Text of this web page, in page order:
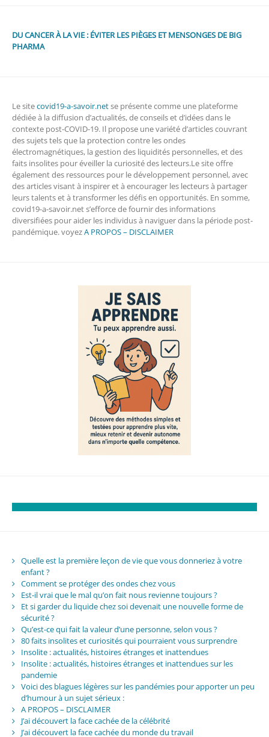
DU CANCER À LA VIE : ÉVITER LES PIÈGES ET MENSONGES DE BIG
PHARMA
Le sitecovid19-a-savoir.netse présente comme une plateforme
dédiée à la diffusion d’actualités, de conseils et d’idées dans le
contexte post-COVID-19. Il propose une variété d’articles couvrant
des sujets tels que la protection contre les ondes
électromagnétiques, la gestion des liquidités personnelles, et des
faits insolites pour éveiller la curiosité des lecteurs.Le site offre
également des ressources pour le développement personnel, avec
des articles visant à inspirer et à encourager les lecteurs à partager
leurs talents et à transformer les défis en opportunités. En somme,
covid19-a-savoir.net s’efforce de fournir des informations
diversifiées pour aider les individus à naviguer dans la période post-
pandémique. voyezA PROPOS – DISCLAIMER
Quelle est la première leçon de vie que vous donneriez à votre
enfant ?
Comment se protéger des ondes chez vous
Est-il vrai que le mal qu’on fait nous revienne toujours ?
Et si garder du liquide chez soi devenait une nouvelle forme de
sécurité ?
Qu’est-ce qui fait la valeur d’une personne, selon vous ?
80 faits insolites et curiosités qui pourraient vous surprendre
Insolite : actualités, histoires étranges et inattendues
Insolite : actualités, histoires étranges et inattendues sur les
pandemie
Voici des blagues légères sur les pandémies pour apporter un peu
d’humour à un sujet sérieux :
A PROPOS – DISCLAIMER
J’ai découvert la face cachée de la célébrité
J’ai découvert la face cachée du monde du travail